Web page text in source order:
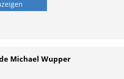
Michael Wupper